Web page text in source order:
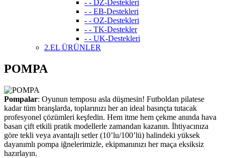
- - DZ-Destekleri
- - EB-Destekleri
- - OZ-Destekleri
- - TK-Destekler
- - UK-Destekleri
2.EL ÜRÜNLER
POMPA
Pompalar: Oyunun temposu asla düşmesin! Futboldan pilatese
kadar tüm branşlarda, toplarınızı her an ideal basınçta tutacak
profesyonel çözümleri keşfedin. Hem itme hem çekme anında hava
basan çift etkili pratik modellerle zamandan kazanın. İhtiyacınıza
göre tekli veya avantajlı setler (10’lu/100’lü) halindeki yüksek
dayanımlı pompa iğnelerimizle, ekipmanınızı her maça eksiksiz
hazırlayın.